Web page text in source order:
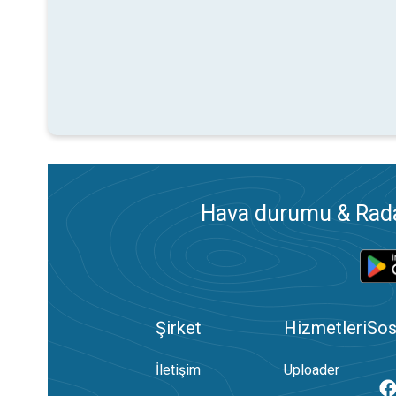
Hava durumu &
Şirket
İletişim
Hizmetleri
Uploader